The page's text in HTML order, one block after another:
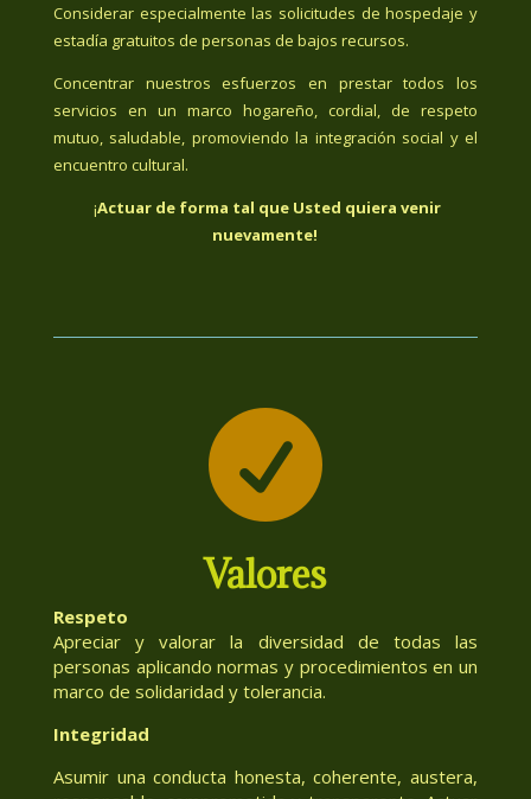
Considerar especialmente las solicitudes de hospedaje y
estadía gratuitos de personas de bajos recursos.
Concentrar nuestros esfuerzos en prestar todos los
servicios en un marco hogareño, cordial, de respeto
mutuo, saludable, promoviendo la integración social y el
encuentro cultural.
¡Actuar de forma tal que Usted quiera venir
nuevamente!

Valores
Respeto
Apreciar y valorar la diversidad de todas las
personas aplicando normas y procedimientos en un
marco de solidaridad y tolerancia.
Integridad
Asumir una conducta honesta, coherente, austera,